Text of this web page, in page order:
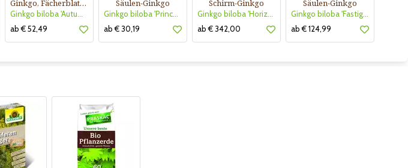
Ginkgo, Fächerblattbaum
Ginkgo biloba 'Autumn Gold'
ab € 52,49
Säulen-Ginkgo
Ginkgo biloba 'Princeton Sentry'
ab € 30,19
Schirm-Ginkgo
Ginkgo biloba 'Horizontalis'
ab € 342,00
Säulen-Ginkgo
Ginkgo biloba 'Fastigiata'
ab € 124,99